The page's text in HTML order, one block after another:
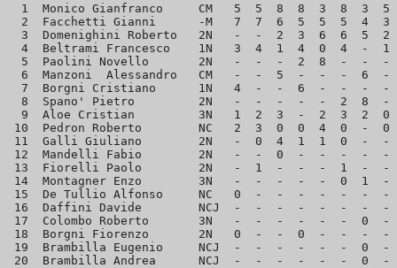
1  Monico Gianfranco     CM   5  5  8  8  3  8  3  5
2  Facchetti Gianni      -M   7  7  6  5  5  5  4  3
3  Domenighini Roberto   2N   -  -  2  3  6  6  5  2
4  Beltrami Francesco    1N   3  4  1  4  0  4  -  1
5  Paolini Novello       2N   -  -  -  2  8  -  -  -
6  Manzoni  Alessandro   CM   -  -  5  -  -  -  6  -
7  Borgni Cristiano      1N   4  -  -  6  -  -  -  -
8  Spano' Pietro         2N   -  -  -  -  -  2  8  -
9  Aloe Cristian         3N   1  2  3  -  2  3  2  0
10  Pedron Roberto        NC   2  3  0  0  4  0  -
11  Galli Giuliano        2N   -  0  4  1  1  0  -
12  Mandelli Fabio        2N   -  -  0  -  -  -  -  -
13  Fiorelli Paolo        2N   -  1  -  -  -  1  -
14  Montagner Enzo        3N   -  -  -  -  -  0  1
15  De Tullio Alfonso     NC   0  -  -  -  -  -  -
16  Daffini Davide        NCJ  -  -  -  -  -  -  -
17  Colombo Roberto       3N   -  -  -  -  -  -  0
18  Borgni Fiorenzo       2N   0  -  -  0  -  -  -
19  Brambilla Eugenio     NCJ  -  -  -  -  -  -  0
20  Brambilla Andrea      NCJ  -  -  -  -  -  -  0